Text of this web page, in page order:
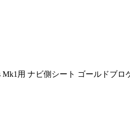
Mk1用 ナビ側シート ゴールドブロ